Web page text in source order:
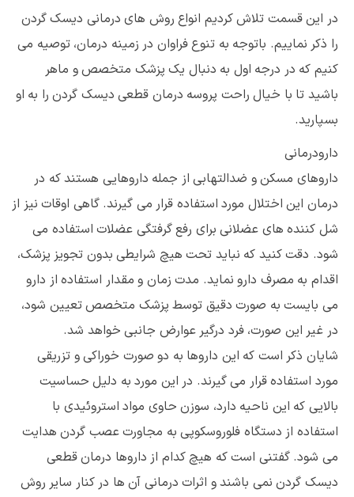
در این قسمت تلاش کردیم انواع روش های درمانی دیسک گردن
را ذکر نماییم. باتوجه به تنوع فراوان در زمینه درمان، توصیه می
کنیم که در درجه اول به دنبال یک پزشک متخصص و ماهر
باشید تا با خیال راحت پروسه درمان قطعی دیسک گردن را به او
بسپارید.
دارودرمانی
داروهای مسکن و ضدالتهابی از جمله داروهایی هستند که در
درمان این اختلال مورد استفاده قرار می گیرند. گاهی اوقات نیز از
شل کننده های عضلانی برای رفع گرفتگی عضلات استفاده می
شود. دقت کنید که نباید تحت هیچ شرایطی بدون تجویز پزشک،
اقدام به مصرف دارو نماید. مدت زمان و مقدار استفاده از دارو
می بایست به صورت دقیق توسط پزشک متخصص تعیین شود،
در غیر این صورت، فرد درگیر عوارض جانبی خواهد شد.
شایان ذکر است که این داروها به دو صورت خوراکی و تزریقی
مورد استفاده قرار می گیرند. در این مورد به دلیل حساسیت
بالایی که این ناحیه دارد، سوزن حاوی مواد استروئیدی با
استفاده از دستگاه فلوروسکوپی به مجاورت عصب گردن هدایت
می شود. گفتنی است که هیچ کدام از داروها درمان قطعی
دیسک گردن نمی باشند و اثرات درمانی آن ها در کنار سایر روش